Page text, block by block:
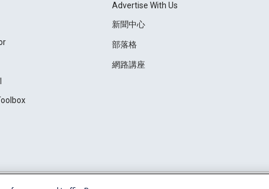
Advertise With Us
新聞中心
部落格
網路講座